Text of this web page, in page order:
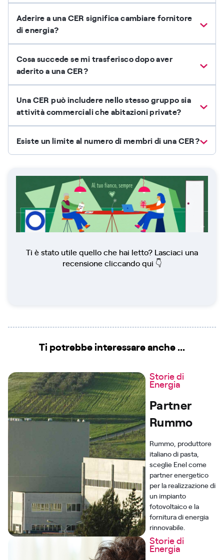
Aderire a una CER significa cambiare fornitore
di energia?
Cosa succede se mi trasferisco dopo aver
aderito a una CER?
Una CER può includere nello stesso gruppo sia
attività commerciali che abitazioni private?
Esiste un limite al numero di membri di una CER?
Ti è stato utile quello che hai letto? Lasciaci una
recensione cliccando qui 👇
Ti potrebbe interessare anche ...
Storie di
Energia
Partner
Rummo
Rummo, produttore
italiano di pasta,
sceglie Enel come
partner energetico
per la realizzazione di
un impianto
fotovoltaico e la
fornitura di energia
rinnovabile.
Storie di
Energia